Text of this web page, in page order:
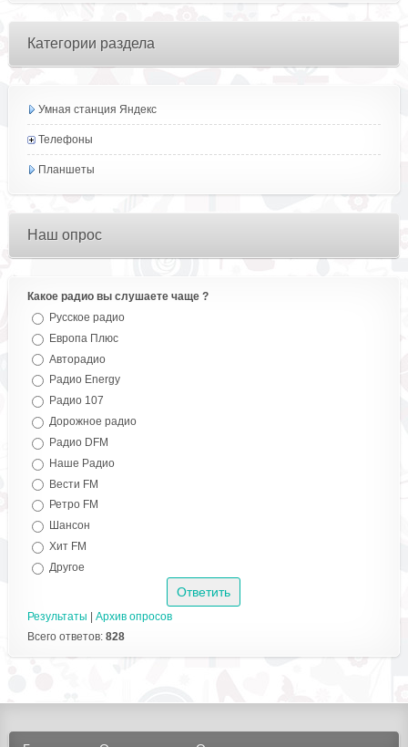
Категории раздела
Умная станция Яндекс
Телефоны
Планшеты
Наш опрос
Какое радио вы слушаете чаще ?
Русское радио
Европа Плюс
Авторадио
Радио Energy
Радио 107
Дорожное радио
Радио DFM
Наше Радио
Вести FM
Ретро FM
Шансон
Хит FM
Другое
Результаты | Архив опросов
Всего ответов: 828